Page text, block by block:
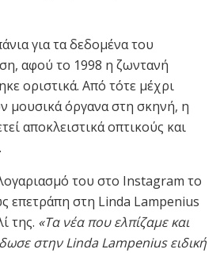
για τα δεδομένα του
αφού το 1998 η ζωντανή
οριστικά. Από τότε μέχρι
μουσικά όργανα στη σκηνή, η
αποκλειστικά οπτικούς και
του στο Instagram το
επετράπη στη Linda Lampenius
της. «Τα νέα που ελπίζαμε και
στην Linda Lampenius ειδική